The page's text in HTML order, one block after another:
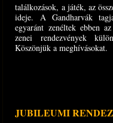
találkozások, a játék, az
ideje. A Gandharvák
egyaránt zenéltek ebben
zenei rendezvények
Köszönjük a meghívásokat.
JUBILEUMI